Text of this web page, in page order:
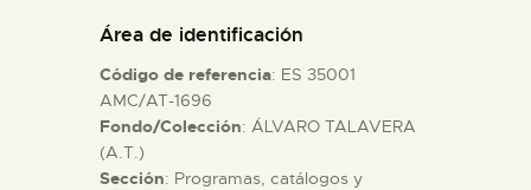
ACTIVIDADES
█
Área de identificación
Código de referencia: ES 35001
AMC/AT-1696
Fondo/Colección: ÁLVARO TALAVERA
(A.T.)
Sección: Programas, catálogos y